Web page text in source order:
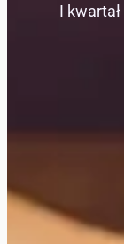
I